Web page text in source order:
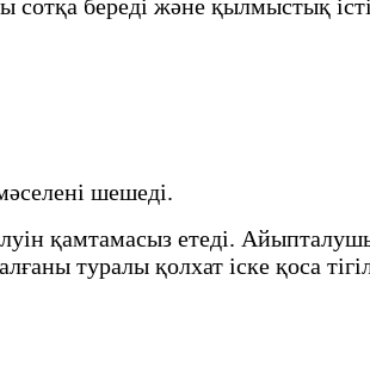
береді және қылмыстық
шешеді.
қамтамасыз етеді.
туралы қолхат іске қоса